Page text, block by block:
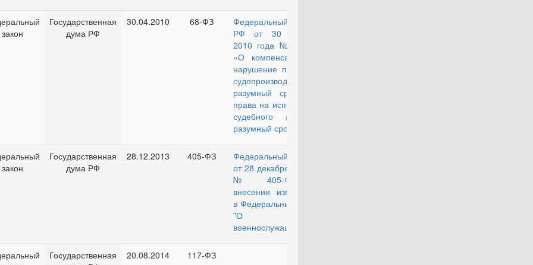
закон
Государственная
дума РФ
30.04.2010 68-ФЗ
Федеральный закон
РФ от 30 апреля
2010 года № 68-ФЗ
«О компенсации за
нарушение права на
судопроизводство в
разумный срок или
права на исполнение
судебного акта в
разумный срок»
закон
Государственная
дума РФ
28.12.2013 405-ФЗ
Федеральный закон
от 28 декабря 2013 г.
№ 405-ФЗ "О
внесении изменений
в Федеральный закон
"О статусе
военнослужащих"
Государственная
20.08.2014
117-ФЗ